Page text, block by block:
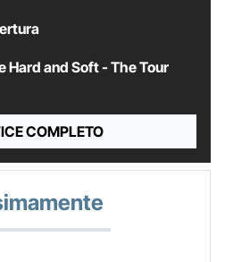
Hard and Soft - The Tour
COMPLETO